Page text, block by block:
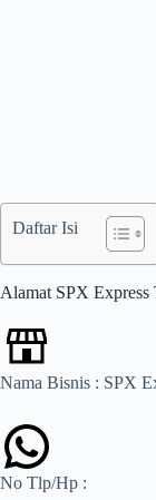
Daftar Isi
Alamat SPX Express
Nama Bisnis : SPX
No Tlp/Hp :